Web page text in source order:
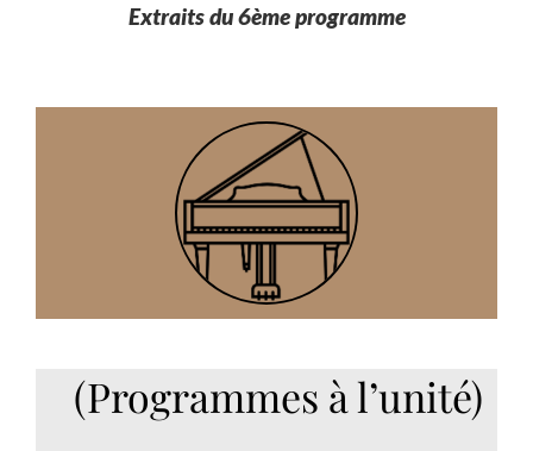
Extraits du 6ème programme
(Programmes à l’unité)